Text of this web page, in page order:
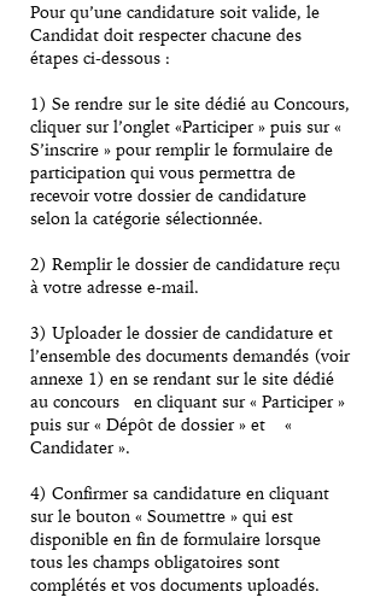
Pour qu’une candidature soit valide, le
Candidat doit respecter chacune des
étapes ci-dessous :
1) Se rendre sur le site dédié au Concours,
cliquer sur l’onglet «Participer » puis sur «
S’inscrire » pour remplir le formulaire de
participation qui vous permettra de
recevoir votre dossier de candidature
selon la catégorie sélectionnée.
2) Remplir le dossier de candidature reçu
à votre adresse e-mail.
3) Uploader le dossier de candidature et
l’ensemble des documents demandés (voir
annexe 1) en se rendant sur le site dédié
au concours en cliquant sur « Participer »
puis sur « Dépôt de dossier » et
«
Candidater ».
4) Confirmer sa candidature en cliquant
sur le bouton « Soumettre » qui est
disponible en fin de formulaire lorsque
tous les champs obligatoires sont
complétés et vos documents uploadés.